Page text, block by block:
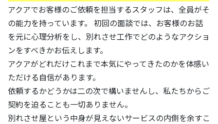
アクアでお客様のご依頼を担当するスタッフは、全員がそ
の能力を持っています。 初回の面談では、お客様のお話
を元に心理分析をし、別れさせ工作でどのようなアクショ
ンをすべきかお伝えします。
アクアがどれだけこれまで本気にやってきたのかを体感い
ただける自信があります。
依頼するかどうかは二の次で構いませんし、私たちからご
契約を迫ることも一切ありません。
別れさせ屋という中身が見えないサービスの内側を余すこ